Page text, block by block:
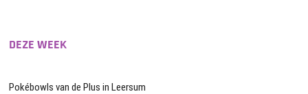
DEZE WEEK
Pokébowls van de Plus in Leersum